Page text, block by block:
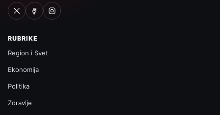
RUBRIKE
Region i Svet
Ekonomija
Politika
Zdravlje